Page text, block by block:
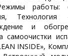
работы:
и
самоочистки
INSIDE»,